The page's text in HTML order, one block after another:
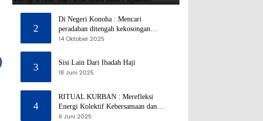
2
Di Negeri Konoha : Mencari
peradaban ditengah kekosongan
pendidikan
14 Oktober 2025
3 Sisi Lain Dari Ibadah Haji
18 Juni 2025
4
RITUAL KURBAN : Merefleksi
Energi Kolektif Kebersamaan dan
Mengeliminasi Sifat Kebinatangan
9 Juni 2025